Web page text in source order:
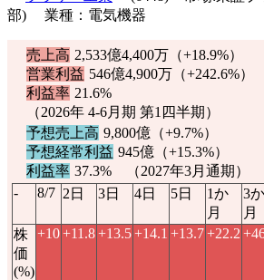
部) 業種：電気機器
売上高 2,533億4,400万（+18.9%）
営業利益 546億4,900万（+242.6%）
利益率 21.6%
（2026年 4-6月期 第1四半期）
予想売上高 9,800億（+9.7%）
予想経常利益 945億（+15.3%）
利益率 37.3% （2027年3月通期）
-
8/7 2日 3日 4日 5日
1か
月
3か
月
株
価
(%)
+10+11.8+13.5+14.1 +13.7+22.2